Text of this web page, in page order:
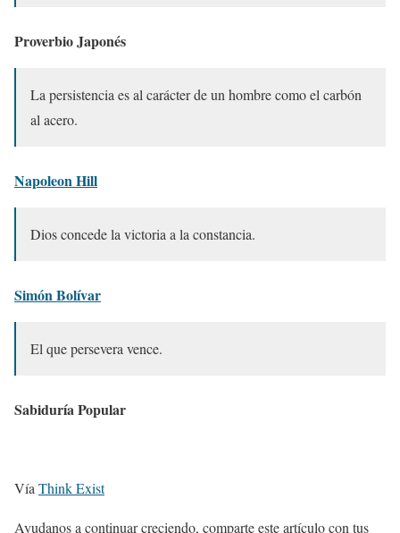
Proverbio Japonés
La persistencia es al carácter de un hombre como el carbón
al acero.
Napoleon Hill
Dios concede la victoria a la constancia.
Simón Bolívar
El que persevera vence.
Sabiduría Popular
Vía Think Exist
Ayudanos a continuar creciendo, comparte este artículo con tus